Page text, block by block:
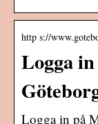
http s://
Logga
Logga in på